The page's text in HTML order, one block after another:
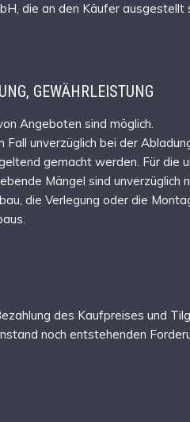
die an den Käufer
GEWÄHRLEISTUNG
Angeboten sind möglich.
Fall unverzüglich bei der
gemacht werden. Für
Mängel sind
die Verlegung oder die
des Kaufpreises und
noch entstehenden